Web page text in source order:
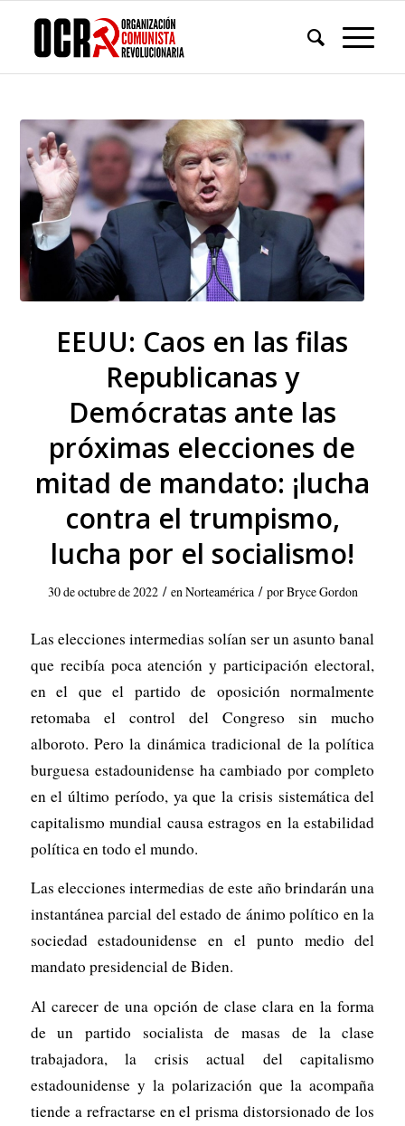
EEUU: Caos en las filas
Republicanas y
Demócratas ante las
próximas elecciones de
mitad de mandato: ¡lucha
contra el trumpismo,
lucha por el socialismo!
30 de octubre de 2022 / enNorteamérica / porBryce Gordon
Las elecciones intermedias solían ser un asunto banal
que recibía poca atención y participación electoral,
en el que el partido de oposición normalmente
retomaba el control del Congreso sin mucho
alboroto. Pero la dinámica tradicional de la política
burguesa estadounidense ha cambiado por completo
en el último período, ya que la crisis sistemática del
capitalismo mundial causa estragos en la estabilidad
política en todo el mundo.
Las elecciones intermedias de este año brindarán una
instantánea parcial del estado de ánimo político en la
sociedad estadounidense en el punto medio del
mandato presidencial de Biden.
Al carecer de una opción de clase clara en la forma
de un partido socialista de masas de la clase
trabajadora, la crisis actual del capitalismo
estadounidense y la polarización que la acompaña
tiende a refractarse en el prisma distorsionado de los